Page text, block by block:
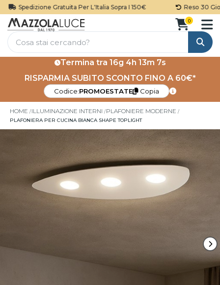
Spedizione Gratuita Per L'Italia Sopra I 150€ Reso 30
Cerca
0
Termina tra 16g 4h 13m 7s
RISPARMIA SUBITO SCONTO FINO A 60€*
Codice:PROMOESTATE Copia
HOME ILLUMINAZIONE INTERNI PLAFONIERE MODERNE
PLAFONIERA PER CUCINA BIANCA SHAPE TOPLIGHT